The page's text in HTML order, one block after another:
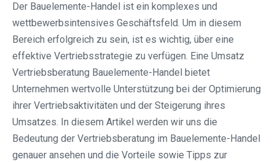
Der Bauelemente-Handel ist ein komplexes und
wettbewerbsintensives Geschäftsfeld. Um in diesem
Bereich erfolgreich zu sein, ist es wichtig, über eine
effektive Vertriebsstrategie zu verfügen. Eine Umsatz
Vertriebsberatung Bauelemente-Handel bietet
Unternehmen wertvolle Unterstützung bei der Optimierung
ihrer Vertriebsaktivitäten und der Steigerung ihres
Umsatzes. In diesem Artikel werden wir uns die
Bedeutung der Vertriebsberatung im Bauelemente-Handel
genauer ansehen und die Vorteile sowie Tipps zur